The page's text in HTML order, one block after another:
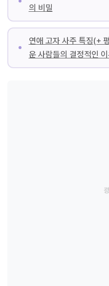
의 비밀
연애 고자 사주 특징(+
운 사람들의 결정적인